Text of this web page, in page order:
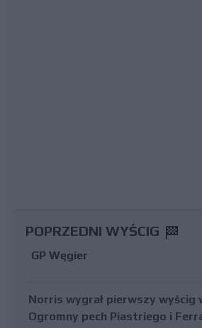
POPRZEDNI WYŚCIG
GP Węgier
Norris wygrał pierwszy wyścig
Ogromny pech Piastriego i